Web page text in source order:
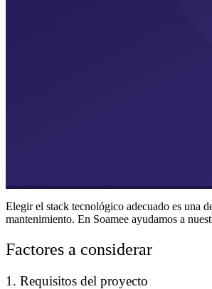
Elegir el stack tecnológico adecuado es una
mantenimiento. En Soamee ayudamos a
Factores a considerar
1. Requisitos del proyecto